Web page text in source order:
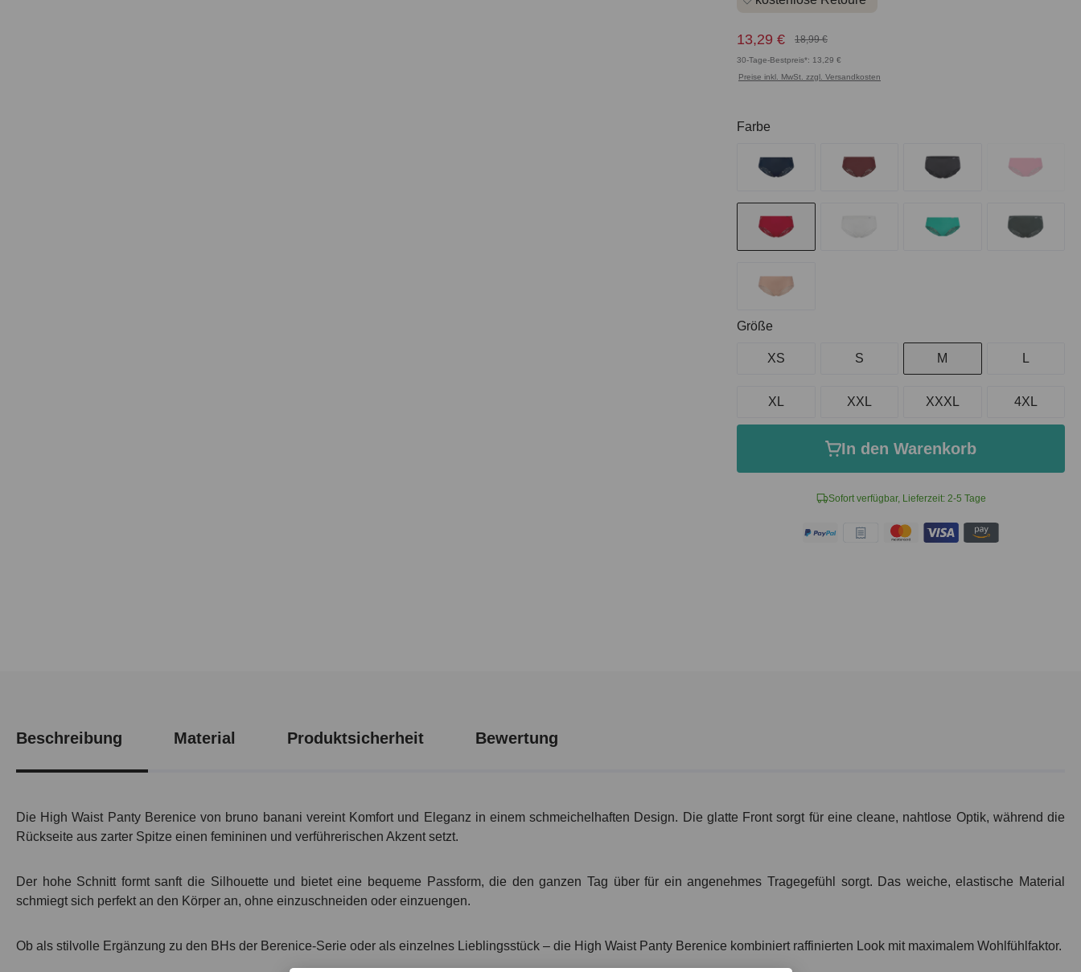
13,29 € 18,99 €
30-Tage-Bestpreis*: 13,29 €
Preise inkl. MwSt. zzgl. Versandkosten
Sofort verfügbar, Lieferzeit: 2-5 Tage
Farbe
Größe
XS S M L
XL XXL XXXL 4XL
In den Warenkorb
Beschreibung Material Produktsicherheit Bewertung
Die High Waist Panty Berenice von bruno banani vereint Komfort und Eleganz in einem schmeichelhaften Design. Die glatte Front sorgt für eine cleane, nahtlose Optik, während die
Rückseite aus zarter Spitze einen femininen und verführerischen Akzent setzt.
Der hohe Schnitt formt sanft die Silhouette und bietet eine bequeme Passform, die den ganzen Tag über für ein angenehmes Tragegefühl sorgt. Das weiche, elastische Material
schmiegt sich perfekt an den Körper an, ohne einzuschneiden oder einzuengen.
Ob als stilvolle Ergänzung zu den BHs der Berenice-Serie oder als einzelnes Lieblingsstück – die High Waist Panty Berenice kombiniert raffinierten Look mit maximalem Wohlfühlfaktor.